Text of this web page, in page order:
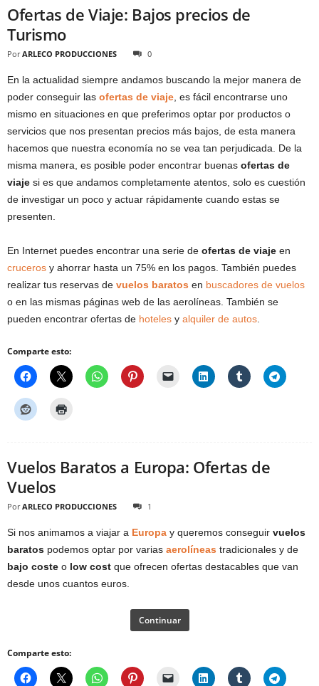
Ofertas de Viaje: Bajos precios de
Turismo
Por ARLECO PRODUCCIONES 0
En la actualidad siempre andamos buscando la mejor manera de
poder conseguir las ofertas de viaje , es fácil encontrarse uno
mismo en situaciones en que preferimos optar por productos o
servicios que nos presentan precios más bajos, de esta manera
hacemos que nuestra economía no se vea tan perjudicada. De la
misma manera, es posible poder encontrar buenas ofertas de
viaje si es que andamos completamente atentos, solo es cuestión
de investigar un poco y actuar rápidamente cuando estas se
presenten.
En Internet puedes encontrar una serie de ofertas de viaje en
cruceros y ahorrar hasta un 75% en los pagos. También puedes
realizar tus reservas de vuelos baratos en buscadores de vuelos
o en las mismas páginas web de las aerolíneas. También se
pueden encontrar ofertas de hoteles y alquiler de autos
Comparte esto:
Vuelos Baratos a Europa: Ofertas de
Vuelos
Por ARLECO PRODUCCIONES 1
Si nos animamos a viajar a Europa y queremos conseguir vuelos
baratos podemos optar por varias aerolíneas tradicionales y de
bajo coste o low cost que ofrecen ofertas destacables que van
desde unos cuantos euros.
Continuar
Comparte esto: